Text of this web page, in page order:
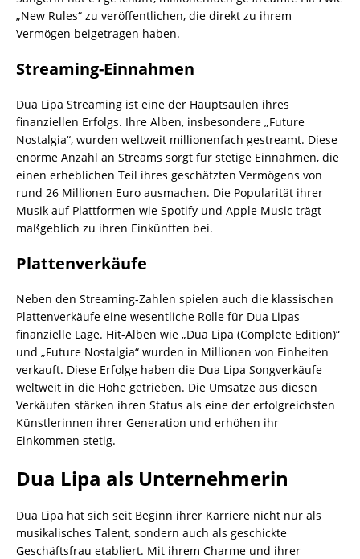
„New Rules“ zu veröffentlichen, die direkt zu ihrem
Vermögen beigetragen haben.
Streaming-Einnahmen
Dua Lipa Streaming ist eine der Hauptsäulen ihres
finanziellen Erfolgs. Ihre Alben, insbesondere „Future
Nostalgia“, wurden weltweit millionenfach gestreamt. Diese
enorme Anzahl an Streams sorgt für stetige Einnahmen, die
einen erheblichen Teil ihres geschätzten Vermögens von
rund 26 Millionen Euro ausmachen. Die Popularität ihrer
Musik auf Plattformen wie Spotify und Apple Music trägt
maßgeblich zu ihren Einkünften bei.
Plattenverkäufe
Neben den Streaming-Zahlen spielen auch die klassischen
Plattenverkäufe eine wesentliche Rolle für Dua Lipas
finanzielle Lage. Hit-Alben wie „Dua Lipa (Complete Edition)“
und „Future Nostalgia“ wurden in Millionen von Einheiten
verkauft. Diese Erfolge haben die Dua Lipa Songverkäufe
weltweit in die Höhe getrieben. Die Umsätze aus diesen
Verkäufen stärken ihren Status als eine der erfolgreichsten
Künstlerinnen ihrer Generation und erhöhen ihr
Einkommen stetig.
Dua Lipa als Unternehmerin
Dua Lipa hat sich seit Beginn ihrer Karriere nicht nur als
musikalisches Talent, sondern auch als geschickte
Geschäftsfrau etabliert. Mit ihrem Charme und ihrer